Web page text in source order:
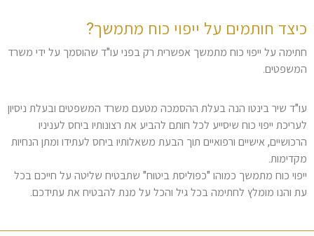
כיצד חותמים על ייפוי כוח מתמשך?
חתימה על ייפוי כוח מתמשך אפשרית רק בפני עו"ד שהוסמך על ידי משרד
המשפטים.
עו"ד שיר בינטו הנה בעלת ההסמכה מטעם משרד המשפטים ובעלת ניסיון
לעריכת ייפוי כוח שיסייע לכל חותם להביע את רצונותיו ביחס לעניניו
הרכושיים, אישיים ורפואיים תוך הבעת משאלותיו ביחס לעתידו ומתן הנחיות
מקדימות.
ייפוי כוח מתמשך כמוהו "כפוליסת ביטוח" שתבטיח שליטה על חייכם בכל
עת והנו מומלץ לחתימה בכל גיל והכל על מנת להבטיח את עתידכם.